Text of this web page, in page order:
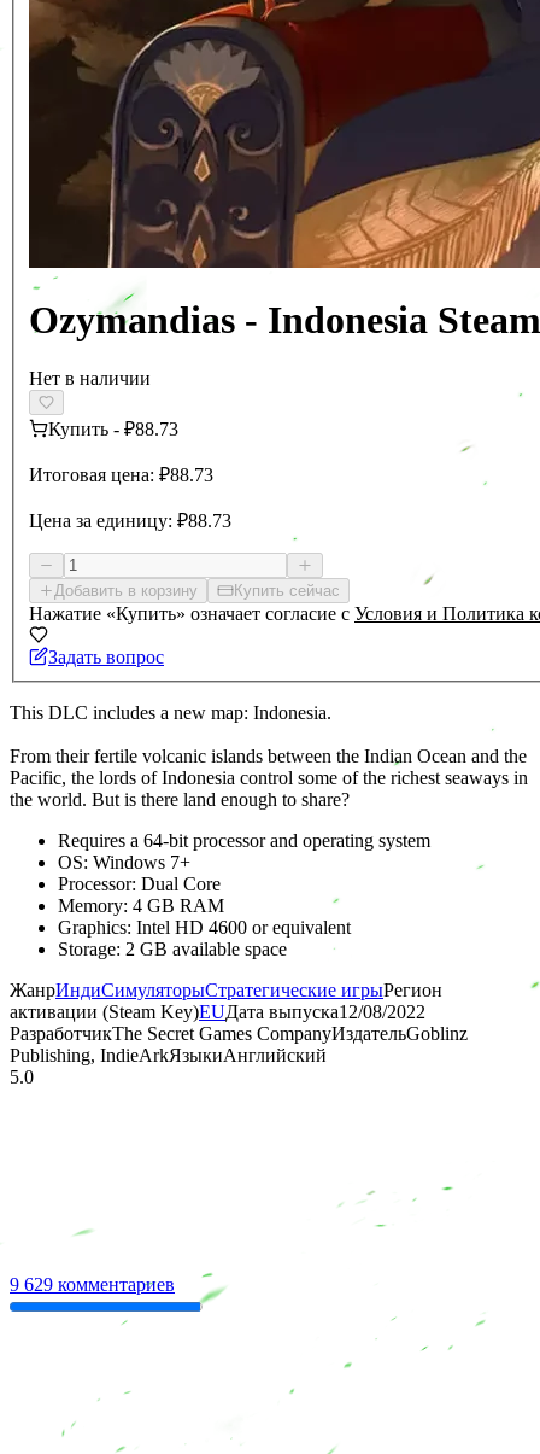
Ozymandias - Indonesia
Нет в наличии
Купить - ₽88.73
Итоговая цена: ₽88.73
Цена за единицу: ₽88.73
Добавить в корзину Купить сейчас
Нажатие «Купить» означает согласие с Условия и Политика
Задать вопрос
This DLC includes a new map: Indonesia.
From their fertile volcanic islands between the Indian Ocean and the
Pacific, the lords of Indonesia control some of the richest seaways in
the world. But is there land enough to share?
Requires a 64-bit processor and operating system
OS: Windows 7+
Processor: Dual Core
Memory: 4 GB RAM
Graphics: Intel HD 4600 or equivalent
Storage: 2 GB available space
ЖанрИндиСимуляторыСтратегические игрыРегион
активации (Steam Key)EUДата выпуска12/08/2022
РазработчикThe Secret Games CompanyИздательGoblinz
Publishing, IndieArkЯзыкиАнглийский
5.0
9 629 комментариев